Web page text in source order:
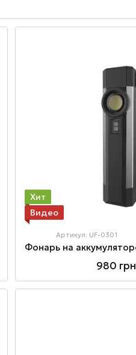
Хит
Видео
Артикул: UF-0301
980 грн